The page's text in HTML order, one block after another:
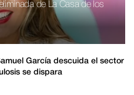
de La Casa de los
García descuida el sector
se dispara